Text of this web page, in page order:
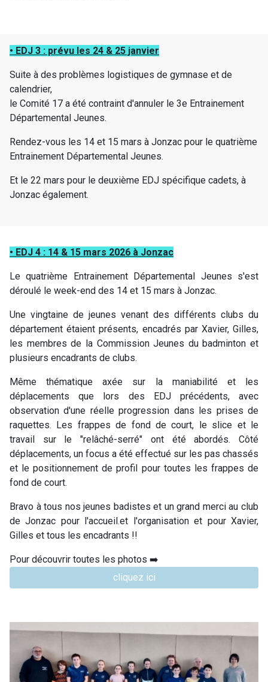
• EDJ 3 : prévu les 24 & 25 janvier
Suite à des problèmes logistiques de gymnase et de
calendrier,
le Comité 17 a été contraint d'annuler le 3e Entrainement
Départemental Jeunes.
Rendez-vous les 14 et 15 mars à Jonzac pour le quatrième
Entrainement Départemental Jeunes.
Et le 22 mars pour le deuxième EDJ spécifique cadets, à
Jonzac également.
• EDJ 4 : 14 & 15 mars 2026 à Jonzac
Le quatrième Entrainement Départemental Jeunes s'est
déroulé le week-end des 14 et 15 mars à Jonzac.
Une vingtaine de jeunes venant des différents clubs du
département étaient présents, encadrés par Xavier, Gilles,
les membres de la Commission Jeunes du badminton et
plusieurs encadrants de clubs.
Même thématique axée sur la maniabilité et les
déplacements que lors des EDJ précédents, avec
observation d'une réelle progression dans les prises de
raquettes. Les frappes de fond de court, le slice et le
travail sur le "relâché-serré" ont été abordés. Côté
déplacements, un focus a été effectué sur les pas chassés
et le positionnement de profil pour toutes les frappes de
fond de court.
Bravo à tous nos jeunes badistes et un grand merci au club
de Jonzac pour l'accueil.et l'organisation et pour Xavier,
Gilles et tous les encadrants !!
Pour découvrir toutes les photos ➡️
cliquez ici